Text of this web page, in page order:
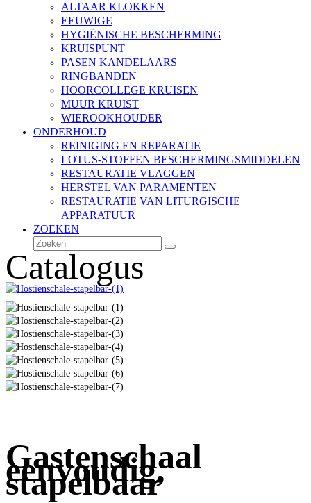
ALTAAR KLOKKEN
EEUWIGE
HYGIËNISCHE BESCHERMING
KRUISPUNT
PASEN KANDELAARS
RINGBANDEN
HOORCOLLEGE KRUISEN
MUUR KRUIST
WIEROOKHOUDER
ONDERHOUD
REINIGING EN REPARATIE
LOTUS-STOFFEN BESCHERMINGSMIDDELEN
RESTAURATIE VLAGGEN
HERSTEL VAN PARAMENTEN
RESTAURATIE VAN LITURGISCHE
APPARATUUR
ZOEKEN
Zoeken
Verzenden
Catalogus
Gastenschaal
eenvoudig,
stapelbaar